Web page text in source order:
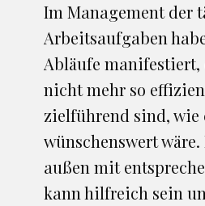
Im Management der
Arbeitsaufgaben
Abläufe
nicht mehr so
zielführend sind, wie
wünschenswert
außen mit
kann hilfreich sein